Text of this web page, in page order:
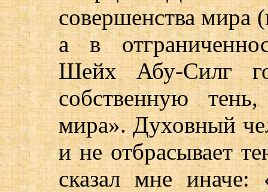
совершенства мира
а в
Шейх Абу-Силг
собственную
мира». Духовный
и не отбрасывает
сказал мне